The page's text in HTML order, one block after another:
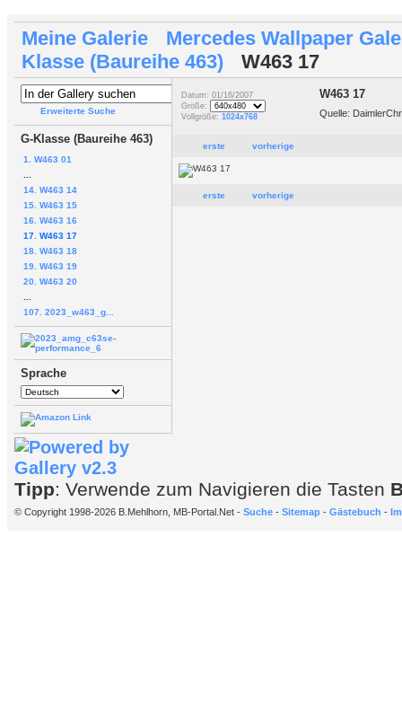
Meine Galerie
Mercedes Wallpaper
Klasse (Baureihe 463)
W463 17
Erweiterte Suche
G-Klasse (Baureihe 463)
1. W463 01
14. W463 14
15. W463 15
16. W463 16
17. W463 17
18. W463 18
19. W463 19
20. W463 20
107. 2023_w463_g...
Sprache
Datum: 01/16/2007
Größe:
Vollgröße: 1024x768
W463 17
Quelle:
erste vorherige
erste vorherige
Tipp: Verwende zum Navigieren die Tasten
© Copyright 1998-2026 B.Mehlhorn, MB-Portal.Net - Suche - Sitemap - Gästebuch -